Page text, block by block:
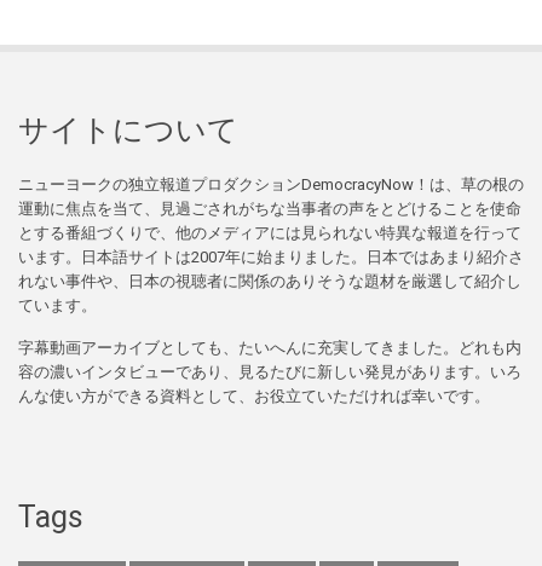
サイトについて
ニューヨークの独立報道プロダクションDemocracyNow！は、草の根の
運動に焦点を当て、見過ごされがちな当事者の声をとどけることを使命
とする番組づくりで、他のメディアには見られない特異な報道を行って
います。日本語サイトは2007年に始まりました。日本ではあまり紹介さ
れない事件や、日本の視聴者に関係のありそうな題材を厳選して紹介し
ています。
字幕動画アーカイブとしても、たいへんに充実してきました。どれも内
容の濃いインタビューであり、見るたびに新しい発見があります。いろ
んな使い方ができる資料として、お役立ていただければ幸いです。
Tags